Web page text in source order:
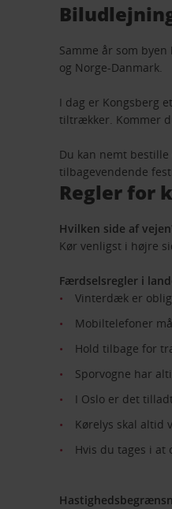
Samme år som
og Norge-Danmark.
I dag er Kongsberg
tiltrækker. Kommer
Du kan nemt
tilbagevendende
Regler for
Hvilken side af
Kør venligst i højre
Færdselsregler i
Vinterdæk er
Mobiltelefoner
Hold tilbage for
Sporvogne har
I Oslo er det
Kørelys skal
Hvis du tages i